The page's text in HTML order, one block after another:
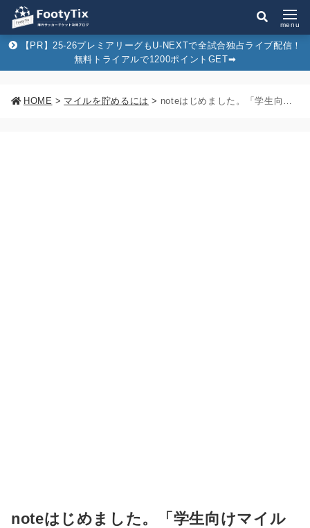
menu
【PR】25-26プレミアリーグもU-NEXTで全試合独占ライブ配信！
無料トライアルで1200ポイントGET➡︎
HOME > マイルを貯めるには > noteはじめました。「学生向けマイル攻略法」公開します！
noteはじめました。「学生向けマイル